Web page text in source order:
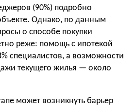
(90%) подробно
Однако, по данным
о способе покупки
реже: помощь с ипотекой
специалистов, а возможности
текущего жилья — около
может возникнуть барьер